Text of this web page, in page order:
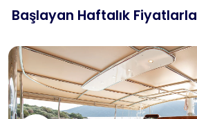
Başlayan Haftalık Fiyatlarla